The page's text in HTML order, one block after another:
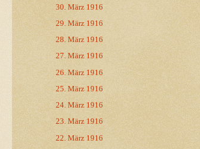
30. März 1916
29. März 1916
28. März 1916
27. März 1916
26. März 1916
25. März 1916
24. März 1916
23. März 1916
22. März 1916